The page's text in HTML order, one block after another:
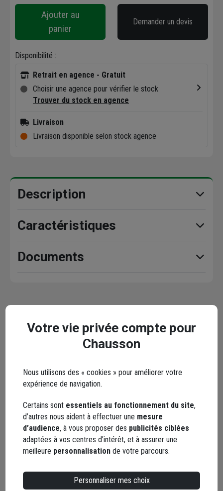
Ajouter au
panier
Demander un devis
Disponibilité :
Retrait en agence - Gratuit
Choisir une agence pour vérifier le stock
Trouver du stock en agence
Livraison
Livraison disponible selon stock agence
Description
Caractéristiques
Documents
Erko, spécialiste en outils de coupe, fabrique des lames de
scie à ruban. Expert dans son domaine, ce fabricant maitrise
les diverses technologies existantes, comme le carbone, le
bimétal, les poudres, les plaquettes carbure, la concrétion
carbure, la concrétion diamant, et les revêtements.
Forte de son savoir-faire local, cette entreprise française à
taille humaine, offre des lames innovantes et performantes
avec précision le métal, le bois, la pierre, les alliages, les
composites et autres matériaux. Les produits Erko sont
Votre vie privée compte pour
Chausson
Nous utilisons des « cookies » pour améliorer votre
expérience de navigation.
Certains sont essentiels au fonctionnement du site,
d’autres nous aident à effectuer une mesure
d’audience, à vous proposer des publicités ciblées
adaptées à vos centres d’intérêt, et à assurer une
meilleure personnalisation de votre parcours.
Personnaliser mes choix